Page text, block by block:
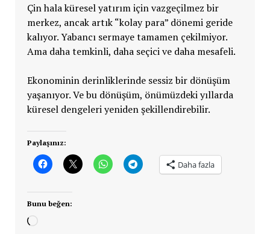
Çin hala küresel yatırım için vazgeçilmez bir
merkez, ancak artık “kolay para” dönemi geride
kalıyor. Yabancı sermaye tamamen çekilmiyor.
Ama daha temkinli, daha seçici ve daha mesafeli.
Ekonominin derinliklerinde sessiz bir dönüşüm
yaşanıyor. Ve bu dönüşüm, önümüzdeki yıllarda
küresel dengeleri yeniden şekillendirebilir.
Paylaşınız:
Daha fazla
Bunu beğen:
Yükleniyor...